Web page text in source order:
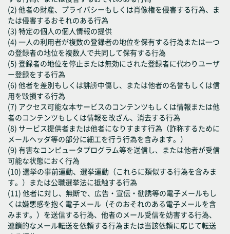
(2) 他者の財産、プライバシーもしくは肖像権を侵害する行為、ま
たは侵害するおそれのある行為
(3) 特定の個人の個人情報の提供
(4) 一人の利用者が複数の登録者の地位を保有する行為または一つ
の登録者の地位を複数人で共同して保有する行為
(5) 登録者の地位を停止または無効にされた登録者に代わりユーザ
ー登録をする行為
(6) 他者を差別もしくは誹謗中傷し、または他者の名誉もしくは信
用を毀損する行為
(7) アクセス可能な本サービスのコンテンツもしくは情報または他
者のコンテンツもしくは情報を改ざん、消去する行為
(8) サービス提供者または他者になりすます行為（詐称するために
メールヘッダ等の部分に細工を行う行為を含みます。）
(9) 有害なコンピュータプログラム等を送信し、または他者が受信
可能な状態におく行為
(10) 選挙の事前運動、選挙運動（これらに類似する行為を含みま
す。）または公職選挙法に抵触する行為
(11) 他者に対し、無断で、広告・宣伝・勧誘等の電子メールもし
くは嫌悪感を抱く電子メール（そのおそれのある電子メールを含
みます。）を送信する行為、他者のメール受信を妨害する行為、
連鎖的なメール転送を依頼する行為または当該依頼に応じて転送